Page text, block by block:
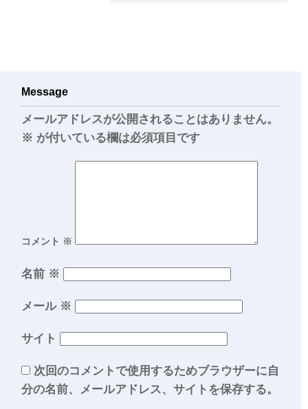
Message
メールアドレスが公開されることはありません。
※ が付いている欄は必須項目です
コメント ※
名前 ※
メール ※
サイト
次回のコメントで使用するためブラウザーに自
分の名前、メールアドレス、サイトを保存する。